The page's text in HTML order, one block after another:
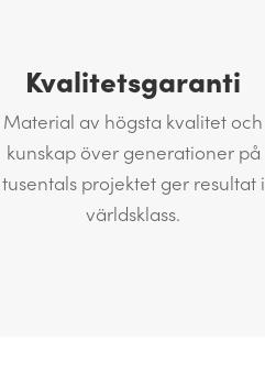
Kvalitetsgaranti
Material av högsta kvalitet och
kunskap över generationer på
tusentals projektet ger resultat i
världsklass.